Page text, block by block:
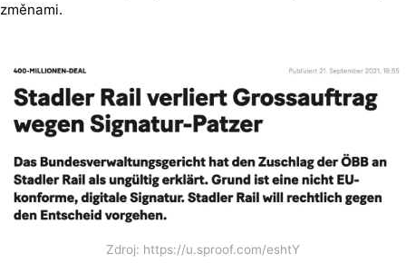
změnami.
Zdroj: https://u.sproof.com/eshtY